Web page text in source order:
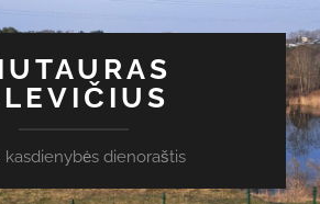
kasdienybės dienoraštis